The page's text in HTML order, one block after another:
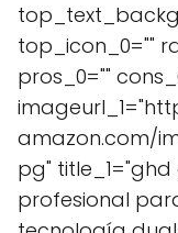
top_icon_0=""
pros_0=""
amazon.com/
pg"
profesional